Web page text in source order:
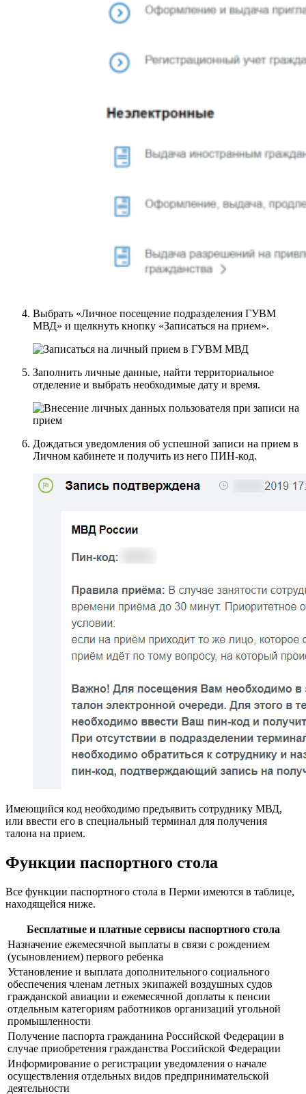
Выбрать «Личное посещение подразделения ГУВМ
МВД» и щелкнуть кнопку «Записаться на прием».
Заполнить личные данные, найти территориальное
отделение и выбрать необходимые дату и время.
Дождаться уведомления об успешной записи на прием в
Личном кабинете и получить из него ПИН-код.
Имеющийся код необходимо предъявить сотруднику МВД,
или ввести его в специальный терминал для получения
талона на прием.
Функции паспортного стола
Все функции паспортного стола в Перми имеются в таблице,
находящейся ниже.
Бесплатные и платные сервисы паспортного стола
Назначение ежемесячной выплаты в связи с рождением
(усыновлением) первого ребенка
Установление и выплата дополнительного социального
обеспечения членам летных экипажей воздушных судов
гражданской авиации и ежемесячной доплаты к пенсии
отдельным категориям работников организаций угольной
промышленности
Получение паспорта гражданина Российской Федерации в
случае приобретения гражданства Российской Федерации
Информирование о регистрации уведомления о начале
осуществления отдельных видов предпринимательской
деятельности